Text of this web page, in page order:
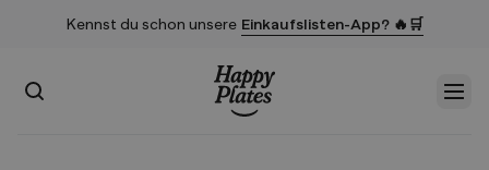
Kennst du schon unsere Einkaufslisten-App? 🔥🛒
Suchen